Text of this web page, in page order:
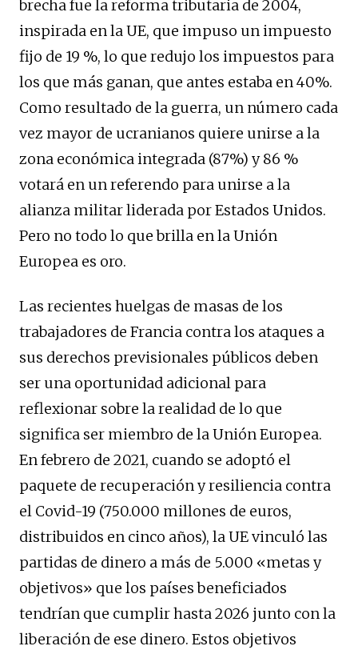
brecha fue la reforma tributaria de 2004,
inspirada en la UE, que impuso un impuesto
fijo de 19 %, lo que redujo los impuestos para
los que más ganan, que antes estaba en 40%.
Como resultado de la guerra, un número cada
vez mayor de ucranianos quiere unirse a la
zona económica integrada (87%) y 86 %
votará en un referendo para unirse a la
alianza militar liderada por Estados Unidos.
Pero no todo lo que brilla en la Unión
Europea es oro.
Las recientes huelgas de masas de los
trabajadores de Francia contra los ataques a
sus derechos previsionales públicos deben
ser una oportunidad adicional para
reflexionar sobre la realidad de lo que
significa ser miembro de la Unión Europea.
En febrero de 2021, cuando se adoptó el
paquete de recuperación y resiliencia contra
el Covid-19 (750.000 millones de euros,
distribuidos en cinco años), la UE vinculó las
partidas de dinero a más de 5.000 «metas y
objetivos» que los países beneficiados
tendrían que cumplir hasta 2026 junto con la
liberación de ese dinero. Estos objetivos